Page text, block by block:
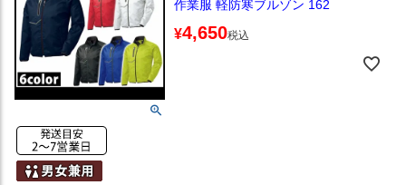
作業服 軽防寒ブルゾン 162
¥4,650税込